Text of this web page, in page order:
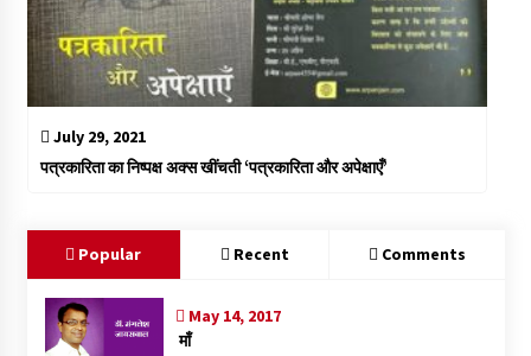
July 29, 2021
पत्रकारिता का निष्पक्ष अक्स खींचती ‘पत्रकारिता और अपेक्षाएँ’
Popular Recent Comments
May 14, 2017
माँ